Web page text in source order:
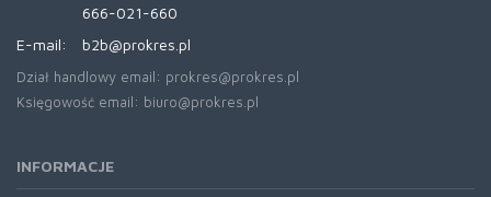
666-021-660
E-mail:
b2b@prokres.pl
Dział handlowy email: prokres@prokres.pl
Księgowość email: biuro@prokres.pl
INFORMACJE